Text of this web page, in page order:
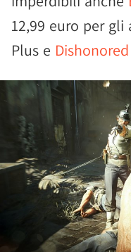
12,99 euro per
Plus e